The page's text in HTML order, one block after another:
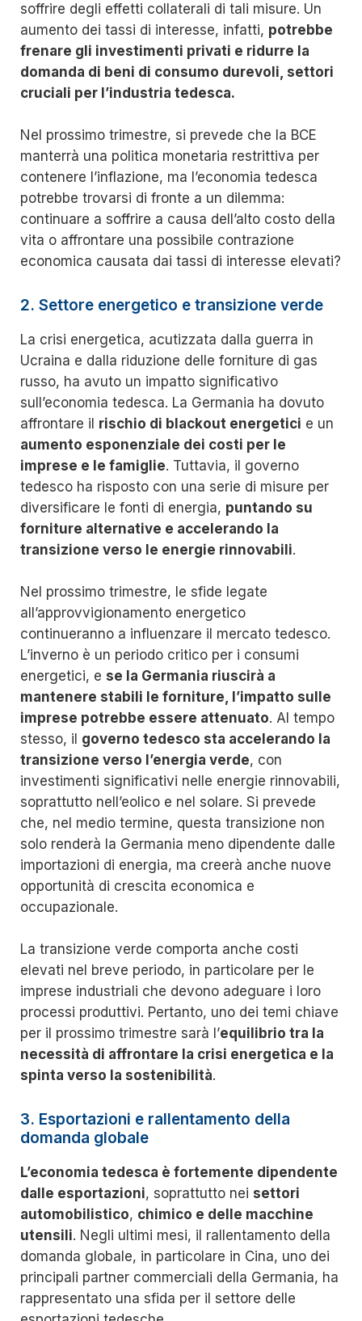
soffrire degli effetti collaterali di tali misure. Un
aumento dei tassi di interesse, infatti, potrebbe
frenare gli investimenti privati e ridurre la
domanda di beni di consumo durevoli, settori
cruciali per l’industria tedesca.
Nel prossimo trimestre, si prevede che la BCE
manterrà una politica monetaria restrittiva per
contenere l’inflazione, ma l’economia tedesca
potrebbe trovarsi di fronte a un dilemma:
continuare a soffrire a causa dell’alto costo della
vita o affrontare una possibile contrazione
economica causata dai tassi di interesse elevati?
2. Settore energetico e transizione verde
La crisi energetica, acutizzata dalla guerra in
Ucraina e dalla riduzione delle forniture di gas
russo, ha avuto un impatto significativo
sull’economia tedesca. La Germania ha dovuto
affrontare il rischio di blackout energetici e un
aumento esponenziale dei costi per le
imprese e le famiglie. Tuttavia, il governo
tedesco ha risposto con una serie di misure per
diversificare le fonti di energia, puntando su
forniture alternative e accelerando la
transizione verso le energie rinnovabili.
Nel prossimo trimestre, le sfide legate
all’approvvigionamento energetico
continueranno a influenzare il mercato tedesco.
L’inverno è un periodo critico per i consumi
energetici, e se la Germania riuscirà a
mantenere stabili le forniture, l’impatto sulle
imprese potrebbe essere attenuato. Al tempo
stesso, il governo tedesco sta accelerando la
transizione verso l’energia verde, con
investimenti significativi nelle energie rinnovabili,
soprattutto nell’eolico e nel solare. Si prevede
che, nel medio termine, questa transizione non
solo renderà la Germania meno dipendente dalle
importazioni di energia, ma creerà anche nuove
opportunità di crescita economica e
occupazionale.
La transizione verde comporta anche costi
elevati nel breve periodo, in particolare per le
imprese industriali che devono adeguare i loro
processi produttivi. Pertanto, uno dei temi chiave
per il prossimo trimestre sarà l’equilibrio tra la
necessità di affrontare la crisi energetica e la
spinta verso la sostenibilità.
3. Esportazioni e rallentamento della
domanda globale
L’economia tedesca è fortemente dipendente
dalle esportazioni, soprattutto nei settori
automobilistico, chimico e delle macchine
utensili. Negli ultimi mesi, il rallentamento della
domanda globale, in particolare in Cina, uno dei
principali partner commerciali della Germania, ha
rappresentato una sfida per il settore delle